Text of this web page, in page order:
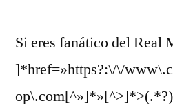
Si eres fanático del Real
]*href=»https?:\/\/
op\.com[^»]*»[^>]*>(.*?)